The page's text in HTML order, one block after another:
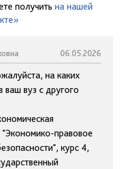
получить на нашей
06.05.2026
на каких
ваш вуз с другого
"Экономико-правовое
курс 4,